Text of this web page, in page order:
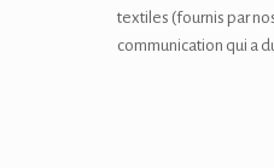
textiles (fournis par
communication qui a